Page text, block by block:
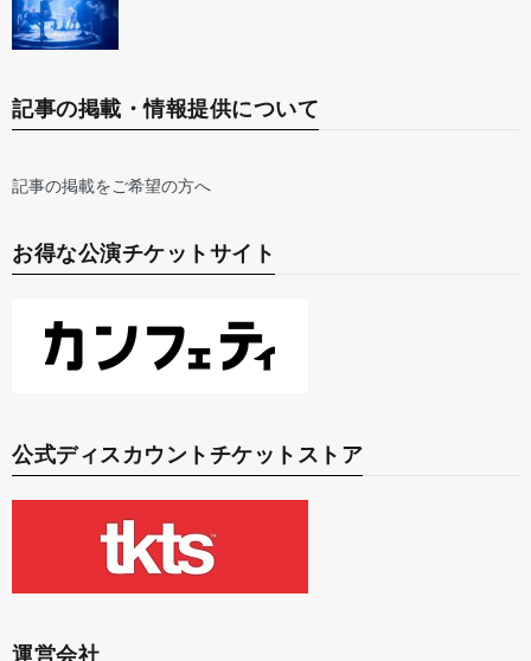
記事の掲載・情報提供について
記事の掲載をご希望の方へ
お得な公演チケットサイト
公式ディスカウントチケットストア
運営会社